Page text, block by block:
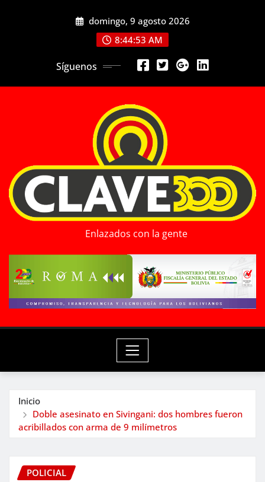
domingo, 9 agosto 2026
8:44:55 AM
Síguenos
Enlazados con la gente
Inicio
Doble asesinato en Sivingani: dos hombres fueron
acribillados con arma de 9 milímetros
POLICIAL